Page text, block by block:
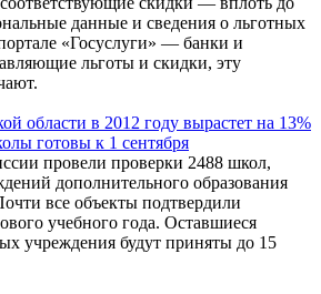
данные и сведения о льготных
«Госуслуги» — банки и
льготы и скидки, эту
готовы к 1 сентября
провели проверки 2488 школ,
дополнительного образования
все объекты подтвердили
учебного года. Оставшиеся
учреждения будут приняты до 15